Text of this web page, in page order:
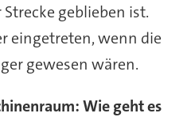
geblieben ist.
eingetreten, wenn die
gewesen wären.
Wie geht es